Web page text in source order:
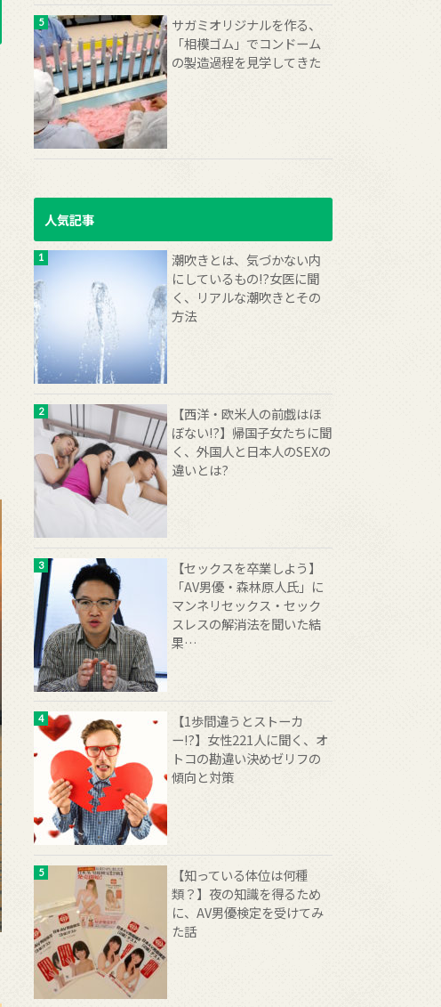
サガミオリジナルを作る、
「相模ゴム」でコンドーム
の製造過程を見学してきた
人気記事
潮吹きとは、気づかない内
にしているもの!?女医に聞
く、リアルな潮吹きとその
方法
【西洋・欧米人の前戯はほ
ぼない!?】帰国子女たちに聞
く、外国人と日本人のSEXの
違いとは?
【セックスを卒業しよう】
「AV男優・森林原人氏」に
マンネリセックス・セック
スレスの解消法を聞いた結
果…
【1歩間違うとストーカ
ー!?】女性221人に聞く、オ
トコの勘違い決めゼリフの
傾向と対策
【知っている体位は何種
類？】夜の知識を得るため
に、AV男優検定を受けてみ
た話